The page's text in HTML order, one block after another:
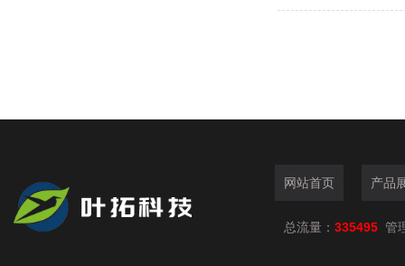
网站首页 产品
总流量： 335495 管